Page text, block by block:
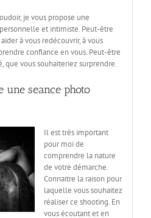
je vous propose une
et intimiste. Peut-être
à vous redécouvrir, à vous
confiance en vous. Peut-être
vous souhaiteriez surprendre.
une seance photo
Il est très important
pour moi de
comprendre la nature
de votre démarche.
Connaitre la raison pour
laquelle vous souhaitez
réaliser ce shooting. En
vous écoutant et en